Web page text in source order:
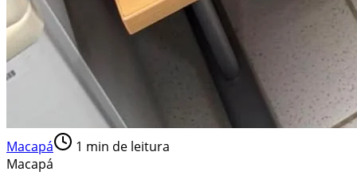
Macapá 1 min de leitura
Macapá